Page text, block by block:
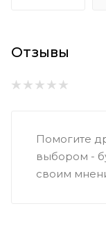
Отзывы
Помогите
выбором -
своим